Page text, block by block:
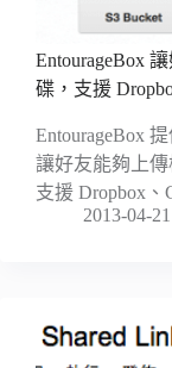
EntourageBox
碟，支援
EntourageBox
讓好友能夠上
支援 Dropbox、
2013-04-21